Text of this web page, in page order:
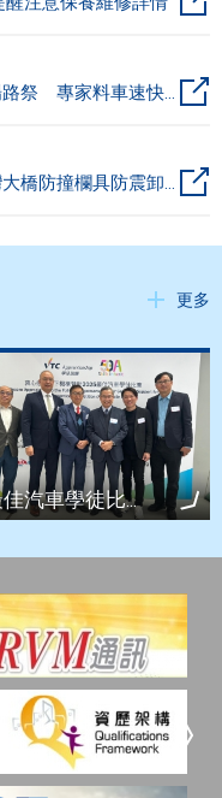
深圳灣大橋車輛墮海｜關員親屬到現場路祭 專家料車速快打筋斗或撞指示牌肇禍
深圳灣大橋汽車墮海｜李耀培指深圳灣大橋防撞欄具防震卸力作用 估計事故或涉兩大原因 社會
更多
最佳汽車學徒比賽 2025